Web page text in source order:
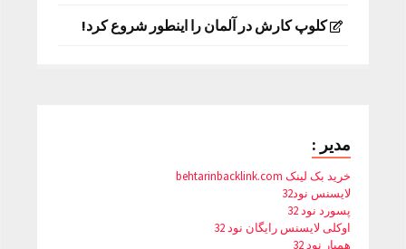
کلوپ کارش در آلمان را اینطور شروع کرد!
مدیر :
خرید بک لینک behtarinbacklink.com
لایسنس نود32
پسورد نود 32
اوکلی لایسنس رایگان نود 32
همیار نود 32